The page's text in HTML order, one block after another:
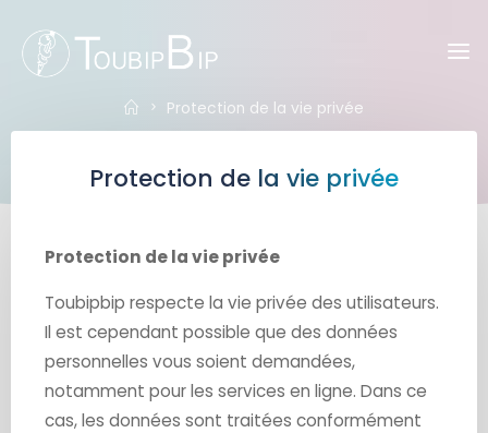
content
HomeProtection de la vie privée
Protection de la vie privée
Protection de la vie privée
Toubipbip respecte la vie privée des utilisateurs.
Il est cependant possible que des données
personnelles vous soient demandées,
notamment pour les services en ligne. Dans ce
cas, les données sont traitées conformément